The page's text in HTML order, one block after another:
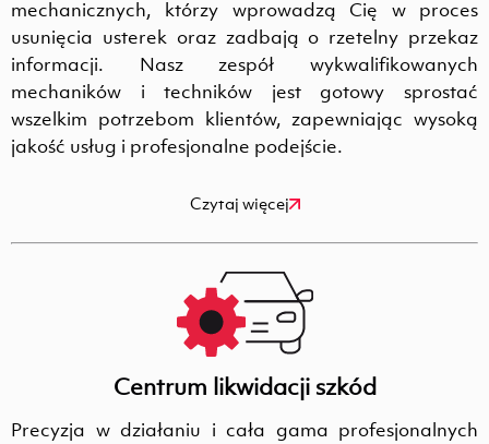
mechanicznych, którzy wprowadzą Cię w proces
usunięcia usterek oraz zadbają o rzetelny przekaz
informacji. Nasz zespół wykwalifikowanych
mechaników i techników jest gotowy sprostać
wszelkim potrzebom klientów, zapewniając wysoką
jakość usług i profesjonalne podejście.
Czytaj więcej
Centrum likwidacji szkód
Precyzja w działaniu i cała gama profesjonalnych